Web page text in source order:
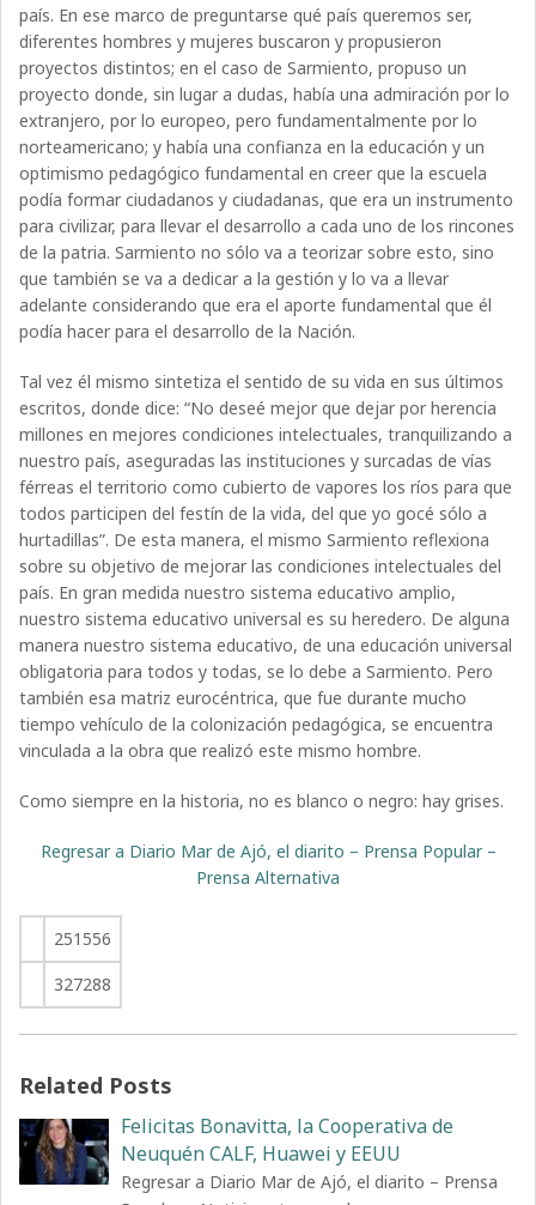
país. En ese marco de preguntarse qué país queremos ser,
diferentes hombres y mujeres buscaron y propusieron
proyectos distintos; en el caso de Sarmiento, propuso un
proyecto donde, sin lugar a dudas, había una admiración por lo
extranjero, por lo europeo, pero fundamentalmente por lo
norteamericano; y había una confianza en la educación y un
optimismo pedagógico fundamental en creer que la escuela
podía formar ciudadanos y ciudadanas, que era un instrumento
para civilizar, para llevar el desarrollo a cada uno de los rincones
de la patria. Sarmiento no sólo va a teorizar sobre esto, sino
que también se va a dedicar a la gestión y lo va a llevar
adelante considerando que era el aporte fundamental que él
podía hacer para el desarrollo de la Nación.
Tal vez él mismo sintetiza el sentido de su vida en sus últimos
escritos, donde dice: “No deseé mejor que dejar por herencia
millones en mejores condiciones intelectuales, tranquilizando a
nuestro país, aseguradas las instituciones y surcadas de vías
férreas el territorio como cubierto de vapores los ríos para que
todos participen del festín de la vida, del que yo gocé sólo a
hurtadillas”. De esta manera, el mismo Sarmiento reflexiona
sobre su objetivo de mejorar las condiciones intelectuales del
país. En gran medida nuestro sistema educativo amplio,
nuestro sistema educativo universal es su heredero. De alguna
manera nuestro sistema educativo, de una educación universal
obligatoria para todos y todas, se lo debe a Sarmiento. Pero
también esa matriz eurocéntrica, que fue durante mucho
tiempo vehículo de la colonización pedagógica, se encuentra
vinculada a la obra que realizó este mismo hombre.
Como siempre en la historia, no es blanco o negro: hay grises.
Regresar a Diario Mar de Ajó, el diarito – Prensa Popular –
Prensa Alternativa
251556
327288
Related Posts
Felicitas Bonavitta, la Cooperativa de
Neuquén CALF, Huawei y EEUU
Regresar a Diario Mar de Ajó, el diarito – Prensa